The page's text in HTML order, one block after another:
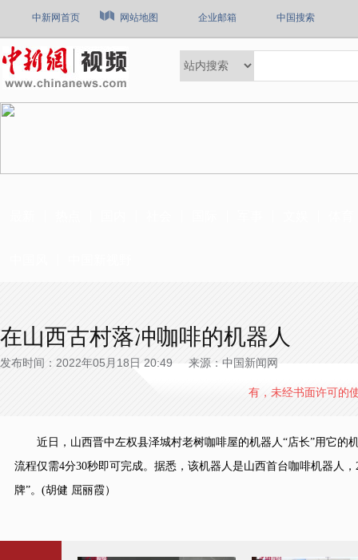
中新网首页 网站地图 企业邮箱 中国搜索
在山西古村落冲咖啡的机器人
发布时间：2022年05月18日 20:49 来源：中国新闻网
有，未经书面许可的
近日，山西晋中左权县泽城村老树咖啡屋的机器人“店长”用它的
流程仅需4分30秒即可完成。据悉，该机器人是山西首台咖啡机器人
牌”。(胡健 屈丽霞）